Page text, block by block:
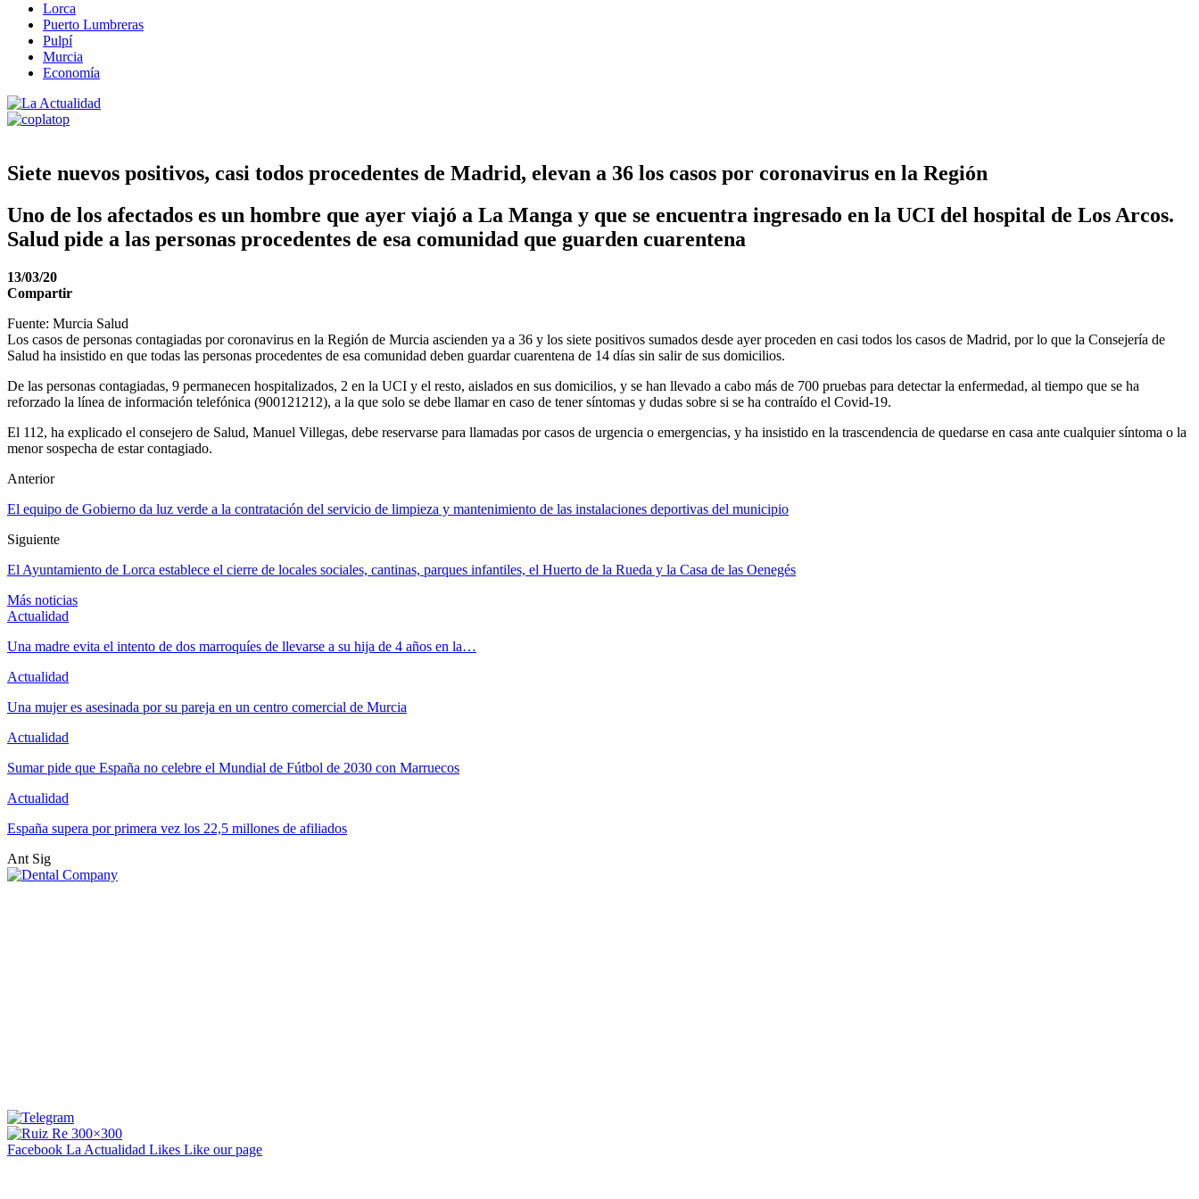
Lorca
Puerto Lumbreras
Pulpí
Murcia
Economía
Siete nuevos positivos, casi todos procedentes de Madrid, elevan a 36 los casos por coronavirus en la Región
Uno de los afectados es un hombre que ayer viajó a La Manga y que se encuentra ingresado en la UCI del hospital de Los Arcos.
Salud pide a las personas procedentes de esa comunidad que guarden cuarentena
13/03/20
Compartir
Fuente: Murcia Salud
Los casos de personas contagiadas por coronavirus en la Región de Murcia ascienden ya a 36 y los siete positivos sumados desde ayer proceden en casi todos los casos de Madrid, por lo que la Consejería de
Salud ha insistido en que todas las personas procedentes de esa comunidad deben guardar cuarentena de 14 días sin salir de sus domicilios.
De las personas contagiadas, 9 permanecen hospitalizados, 2 en la UCI y el resto, aislados en sus domicilios, y se han llevado a cabo más de 700 pruebas para detectar la enfermedad, al tiempo que se ha
reforzado la línea de información telefónica (900121212), a la que solo se debe llamar en caso de tener síntomas y dudas sobre si se ha contraído el Covid-19.
El 112, ha explicado el consejero de Salud, Manuel Villegas, debe reservarse para llamadas por casos de urgencia o emergencias, y ha insistido en la trascendencia de quedarse en casa ante cualquier síntoma o la
menor sospecha de estar contagiado.
Anterior
El equipo de Gobierno da luz verde a la contratación del servicio de limpieza y mantenimiento de las instalaciones deportivas del municipio
Siguiente
El Ayuntamiento de Lorca establece el cierre de locales sociales, cantinas, parques infantiles, el Huerto de la Rueda y la Casa de las Oenegés
Más noticias
Actualidad
Una madre evita el intento de dos marroquíes de llevarse a su hija de 4 años en la…
Actualidad
Una mujer es asesinada por su pareja en un centro comercial de Murcia
Actualidad
Sumar pide que España no celebre el Mundial de Fútbol de 2030 con Marruecos
Actualidad
España supera por primera vez los 22,5 millones de afiliados
Ant Sig
Facebook La Actualidad Likes Like our page